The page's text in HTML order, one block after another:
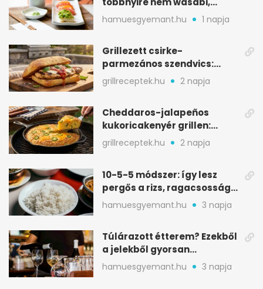
hanem fűszerkeverék
hamuesgyemant.hu 1 napja
Grillezett csirke-
parmezános szendvics:
ropogós csirke, olvadó sajt
grillreceptek.hu 2 napja
Cheddaros-jalapeños
kukoricakenyér grillen:
ropogós alj, puha belső
grillreceptek.hu 2 napja
10-5-5 módszer: így lesz
pergős a rizs, ragacsosság
nélkül
hamuesgyemant.hu 3 napja
Túlárazott étterem? Ezekből
a jelekből gyorsan
észreveheted
hamuesgyemant.hu 3 napja